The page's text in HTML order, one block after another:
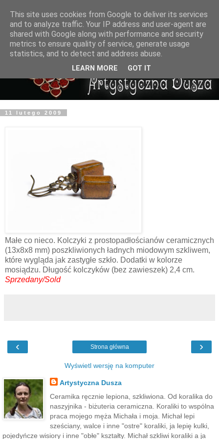
11 lutego 2009
Małe co nieco. Kolczyki z prostopadłościanów ceramicznych
(13x8x8 mm) poszkliwionych ładnych miodowym szkliwem,
które wygląda jak zastygłe szkło. Dodatki w kolorze
mosiądzu. Długość kolczyków (bez zawieszek) 2,4 cm.
Sprzedany/Sold
‹ ›
Strona główna
Wyświetl wersję na komputer
Artystyczna Dusza
Ceramika ręcznie lepiona, szkliwiona. Od koralika do
naszyjnika - biżuteria ceramiczna. Koraliki to wspólna
praca mojego męża Michała i moja. Michał lepi
sześciany, walce i inne "ostre" koraliki, ja lepię kulki,
pojedyńcze wisiory i inne "obłe" kształty. Michał szkliwi koraliki a ja
This site uses cookies from Google to deliver its services
and to analyze traffic. Your IP address and user-agent are
shared with Google along with performance and security
metrics to ensure quality of service, generate usage
statistics, and to detect and address abuse.
LEARN MORE GOT IT